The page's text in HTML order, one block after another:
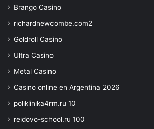
Brango Casino
richardnewcombe.com2
Goldroll Casino
Ultra Casino
Metal Casino
Casino online en Argentina 2026
poliklinika4rm.ru 10
reidovo-school.ru 100